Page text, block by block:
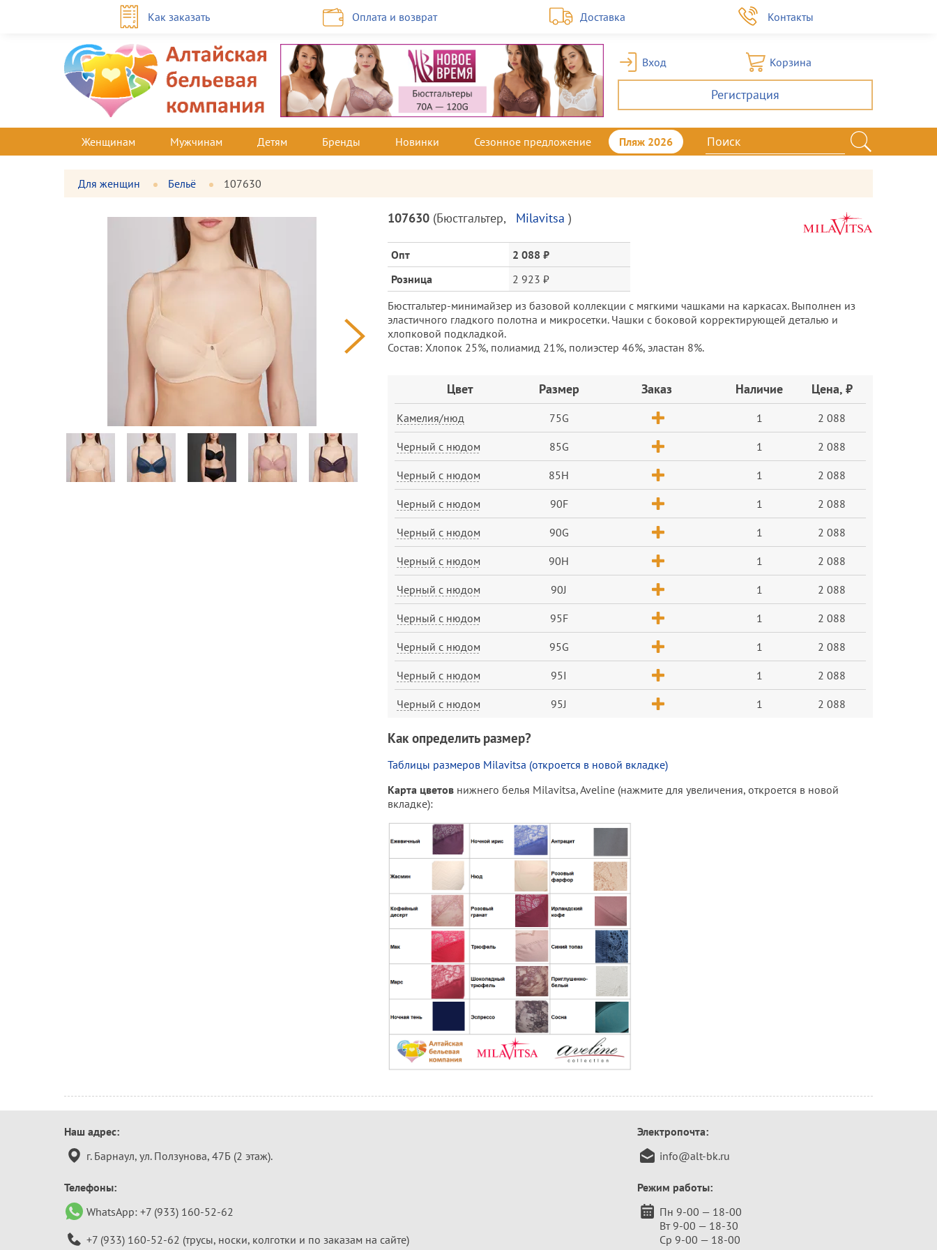
Как заказать Оплата и возврат Доставка Контакты
Вход Корзина
Регистрация
Женщинам Мужчинам Детям Бренды Новинки Сезонное предложение Пляж 2026
Для женщин Бельё 107630
Фотографии
товара
Большая
Предпросмотр
фотографий
Описание
товара
и
цена
107630 (Бюстгальтер, Milavitsa )
Опт
2 088 ₽
Розница
2 923 ₽
Бюстгальтер-минимайзер из базовой коллекции с мягкими чашками на каркасах. Выполнен из
эластичного гладкого полотна и микросетки. Чашки с боковой корректирующей деталью и
хлопковой подкладкой.
Состав: Хлопок 25%, полиамид 21%, полиэстер 46%, эластан 8%.
Цвет Размер Заказ Наличие Цена, ₽
Камелия/нюд 75G 1 2 088
Черный с нюдом 85G 1 2 088
Черный с нюдом 85H 1 2 088
Черный с нюдом 90F 1 2 088
Черный с нюдом 90G 1 2 088
Черный с нюдом 90H 1 2 088
Черный с нюдом 90J 1 2 088
Черный с нюдом 95F 1 2 088
Черный с нюдом 95G 1 2 088
Черный с нюдом 95I 1 2 088
Черный с нюдом 95J 1 2 088
Как определить размер?
Таблицы размеров Milavitsa (откроется в новой вкладке)
Карта цветов нижнего белья Milavitsa, Aveline (нажмите для увеличения, откроется в новой
вкладке):
Контактная
информация
Наш адрес:
г. Барнаул, ул. Ползунова, 47Б (2 этаж).
Телефоны:
WhatsApp: +7 (933) 160-52-62
+7 (933) 160-52-62 (трусы, носки, колготки и по заказам на сайте)
Электропочта:
info@alt-bk.ru
Режим работы:
Пн 9-00 — 18-00
Вт 9-00 — 18-30
Ср 9-00 — 18-00